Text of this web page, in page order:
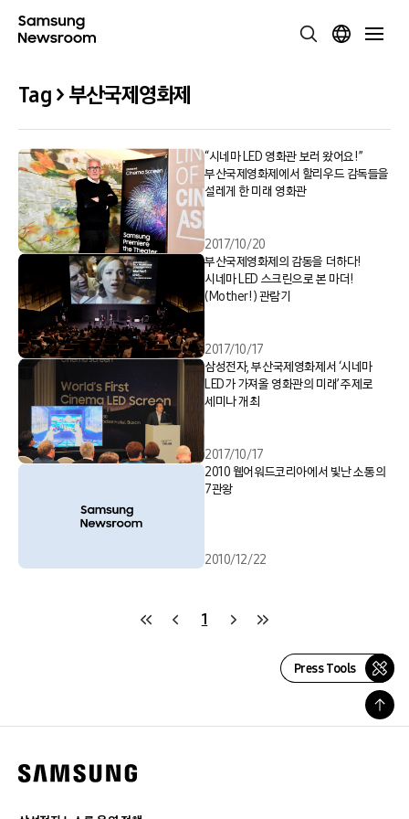
Tag > 부산국제영화제
“시네마 LED 영화관 보러 왔어요!”
부산국제영화제에서 할리우드 감독들을
설레게 한 미래 영화관
2017/10/20
부산국제영화제의 감동을 더하다!
시네마 LED 스크린으로 본 마더!
(Mother!) 관람기
2017/10/17
삼성전자, 부산국제영화제서 ‘시네마
LED가 가져올 영화관의 미래’ 주제로
세미나 개최
2017/10/17
2010 웹어워드코리아에서 빛난 소통의
7관왕
2010/12/22
1
Press Tools